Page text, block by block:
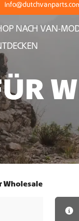
NACH VAN-
Wholesale